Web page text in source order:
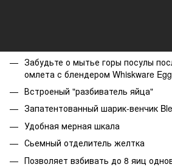
Забудьте о мытье горы посулы
омлета с блендером Whiskware
Встроеный "разбиватель яйца"
Запатентованный шарик-венчик
Удобная мерная шкала
Сьемный отделитель желтка
Позволяет взбивать до 8 яиц